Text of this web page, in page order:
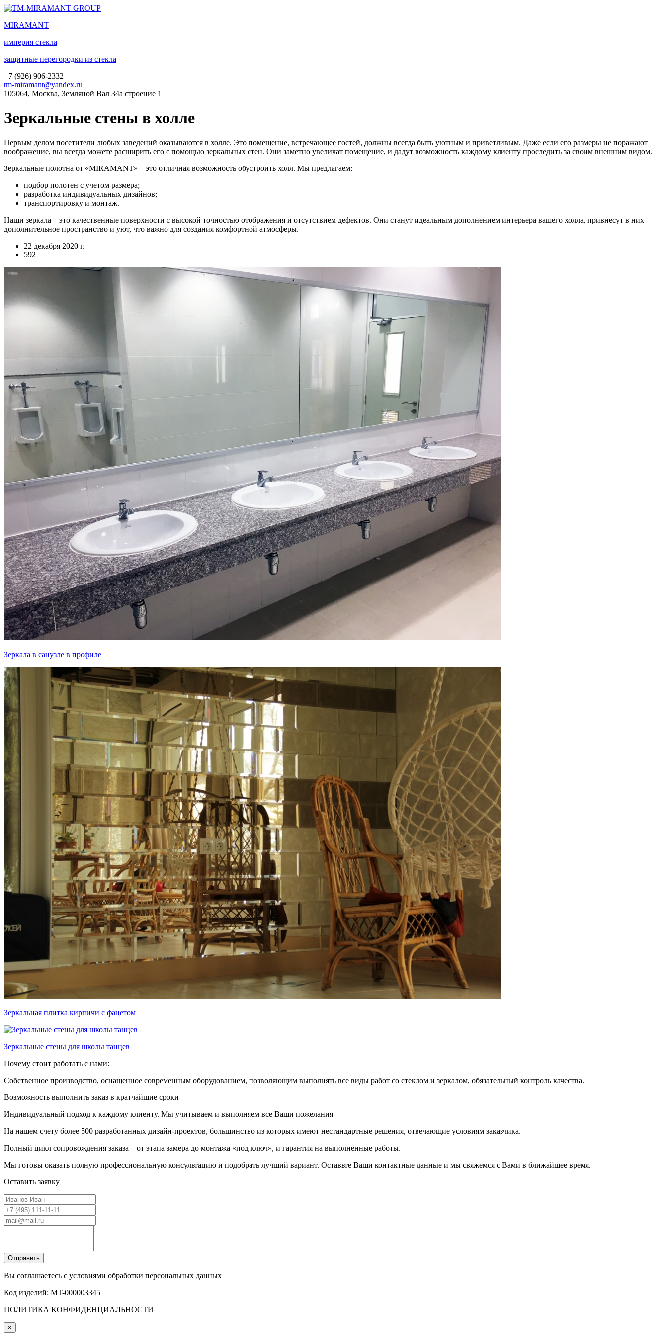
MIRAMANT
империя стекла
защитные перегородки из стекла
+7 (926) 906-2332
tm-miramant@yandex.ru
105064, Москва, Земляной Вал 34а строение 1
Зеркальные стены в холле
Первым делом посетители любых заведений оказываются в холле. Это помещение, встречающее гостей, должны всегда быть уютным и приветливым. Даже если его размеры не поражают
воображение, вы всегда можете расширить его с помощью зеркальных стен. Они заметно увеличат помещение, и дадут возможность каждому клиенту проследить за своим внешним видом.
Зеркальные полотна от «MIRAMANT» – это отличная возможность обустроить холл. Мы предлагаем:
подбор полотен с учетом размера;
разработка индивидуальных дизайнов;
транспортировку и монтаж.
Наши зеркала – это качественные поверхности с высокой точностью отображения и отсутствием дефектов. Они станут идеальным дополнением интерьера вашего холла, привнесут в них
дополнительное пространство и уют, что важно для создания комфортной атмосферы.
22 декабря 2020 г.
592
Зеркала в санузле в профиле
Зеркальная плитка кирпичи с фацетом
Зеркальные стены для школы танцев
Почему стоит работать с нами:
Собственное производство, оснащенное современным оборудованием, позволяющим выполнять все виды работ со стеклом и зеркалом, обязательный контроль качества.
Возможность выполнить заказ в кратчайшие сроки
Индивидуальный подход к каждому клиенту. Мы учитываем и выполняем все Ваши пожелания.
На нашем счету более 500 разработанных дизайн-проектов, большинство из которых имеют нестандартные решения, отвечающие условиям заказчика.
Полный цикл сопровождения заказа – от этапа замера до монтажа «под ключ», и гарантия на выполненные работы.
Мы готовы оказать полную профессиональную консультацию и подобрать лучший вариант. Оставьте Ваши контактные данные и мы свяжемся с Вами в ближайшее время.
Оставить заявку
Вы соглашаетесь с условиями обработки персональных данных
Код изделий: MT-000003345
ПОЛИТИКА КОНФИДЕНЦИАЛЬНОСТИ
×